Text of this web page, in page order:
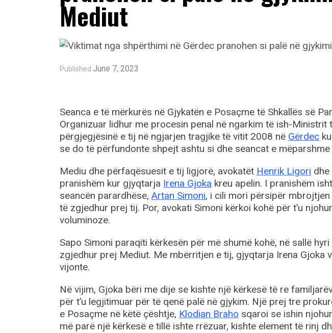
Mediut
Published June 7, 2023
Seanca e të mërkurës në Gjykatën e Posaçme të Shkallës së
Organizuar lidhur me procesin penal në ngarkim të ish-Ministrit
përgjegjësinë e tij në ngjarjen tragjike të vitit 2008 në Gërdec
se do të përfundonte shpejt ashtu si dhe seancat e
Mediu dhe përfaqësuesit e tij ligjorë, avokatët Henrik Ligori
pranishëm kur gjyqtarja Irena Gjoka kreu apelin. I pranishëm
seancën parardhëse, Artan Simoni, i cili mori përsipër
të zgjedhur prej tij. Por, avokati Simoni kërkoi kohë për t’u
voluminoze.
Sapo Simoni paraqiti kërkesën për më shumë kohë, në sallë
zgjedhur prej Mediut. Me mbërritjen e tij, gjyqtarja Irena Gjoka
vijonte.
Në vijim, Gjoka bëri me dije se kishte një kërkesë të re
për t’u legjitimuar për të qenë palë në gjykim. Një prej tre
e Posaçme në këtë çështje, Klodian Braho sqaroi se ishin
më parë një kërkesë e tillë ishte rrëzuar, kishte element të rinj